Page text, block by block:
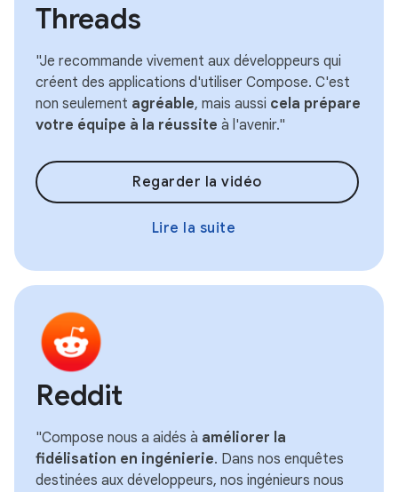
Threads
"Je recommande vivement aux développeurs qui
créent des applications d'utiliser Compose. C'est
non seulement agréable, mais aussi cela prépare
votre équipe à la réussite à l'avenir."
Regarder la vidéo
Lire la suite
Reddit
"Compose nous a aidés à améliorer la
fidélisation en ingénierie. Dans nos enquêtes
destinées aux développeurs, nos ingénieurs nous